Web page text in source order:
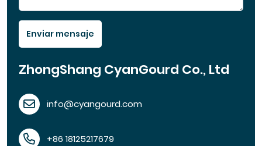
Enviar mensaje
ZhongShang CyanGourd Co., Ltd
info@cyangourd.com
+86 18125217679